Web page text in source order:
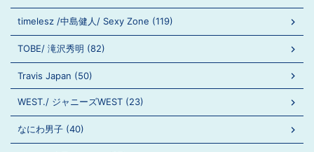
timelesz /中島健人/ Sexy Zone (119)
TOBE/ 滝沢秀明 (82)
Travis Japan (50)
WEST./ ジャニーズWEST (23)
なにわ男子 (40)